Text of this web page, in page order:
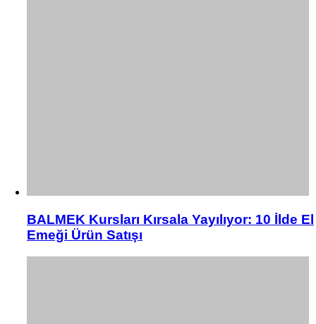
BALMEK Kursları Kırsala Yayılıyor: 10 İlde El
Emeği Ürün Satışı